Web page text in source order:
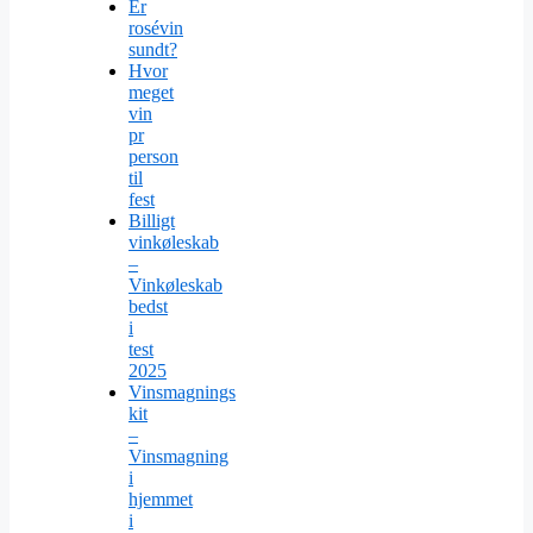
Er
rosévin
sundt?
Hvor
meget
vin
pr
person
til
fest
Billigt
vinkøleskab
–
Vinkøleskab
bedst
i
test
2025
Vinsmagnings
kit
–
Vinsmagning
i
hjemmet
i